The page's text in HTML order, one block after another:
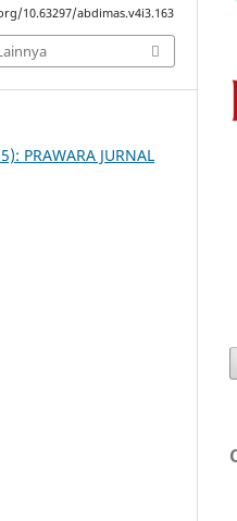
10.63297/abdimas.v4i3.163
PRAWARA JURNAL